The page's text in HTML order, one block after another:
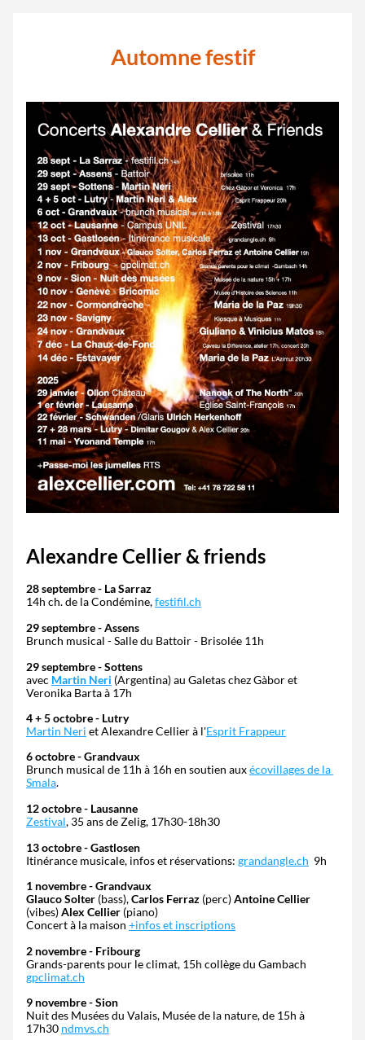
Automne festif
Alexandre Cellier & friends
28 septembre - La Sarraz
14h ch. de la Condémine, festifil.ch
29 septembre - Assens
Brunch musical - Salle du Battoir - Brisolée 11h
29 septembre - Sottens
avec Martin Neri (Argentina) au Galetas chez Gàbor et
Veronika Barta à 17h
4 + 5 octobre - Lutry
Martin Neri et Alexandre Cellier à l'Esprit Frappeur
6 octobre - Grandvaux
Brunch musical de 11h à 16h en soutien aux écovillages de la
Smala.
12 octobre - Lausanne
Zestival, 35 ans de Zelig, 17h30-18h30 ​
13 octobre - Gastlosen
Itinérance musicale, infos et réservations: grandangle.ch 9h
1 novembre - Grandvaux
Glauco Solter (bass), Carlos Ferraz (perc) Antoine Cellier
(vibes) Alex Cellier (piano)
Concert à la maison +infos et inscriptions
2 novembre - Fribourg
gpclimat.ch
9 novembre - Sion
Nuit des Musées du Valais, Musée de la nature, de 15h à
17h30 ndmvs.ch